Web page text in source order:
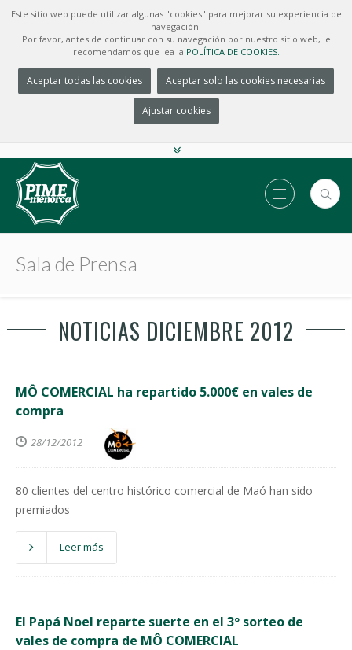
Este sitio web puede utilizar algunas "cookies" para mejorar su experiencia de
navegación.
Por favor, antes de continuar con su navegación por nuestro sitio web, le
recomendamos que lea la POLÍTICA DE COOKIES.
Aceptar todas las cookies Aceptar solo las cookies necesarias
Ajustar cookies
Sala de Prensa
NOTICIAS DICIEMBRE 2012
MÔ COMERCIAL ha repartido 5.000€ en vales de
compra
28/12/2012
80 clientes del centro histórico comercial de Maó han sido
premiados
Leer más
El Papá Noel reparte suerte en el 3º sorteo de
vales de compra de MÔ COMERCIAL